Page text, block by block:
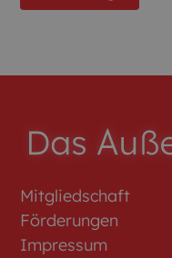
Mitgliedschaft
Förderungen
Impressum